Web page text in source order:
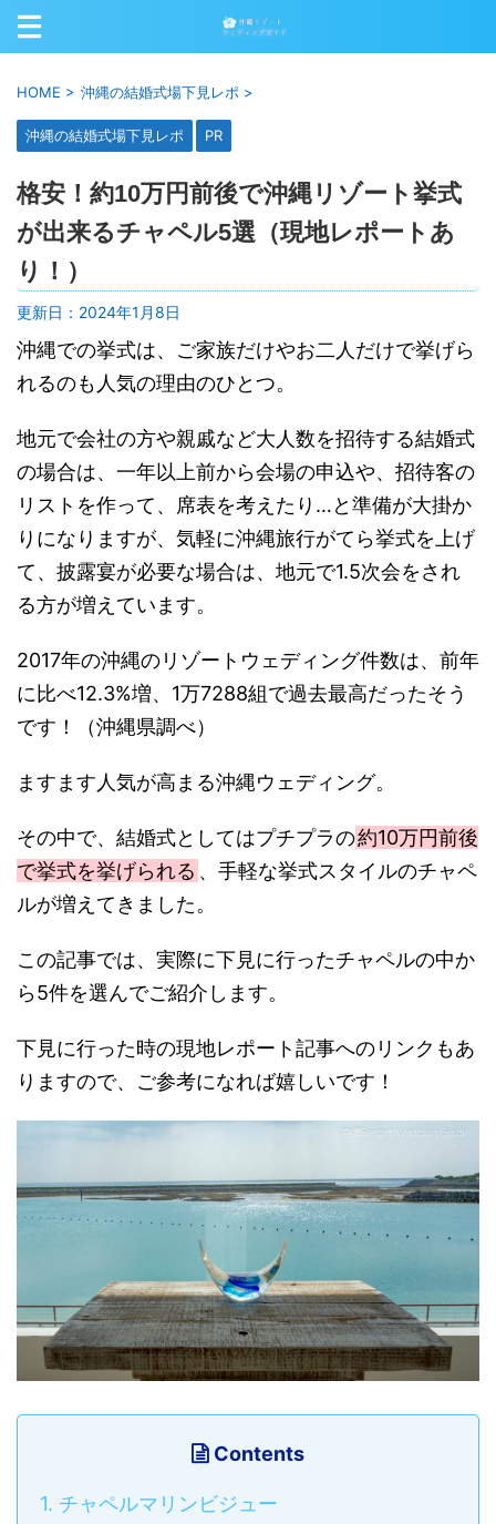
HOME > 沖縄の結婚式場下見レポ >
沖縄の結婚式場下見レポ PR
格安！約10万円前後で沖縄リゾート挙式
が出来るチャペル5選（現地レポートあ
り！）
更新日： 2024年1月8日
沖縄での挙式は、ご家族だけやお二人だけで挙げら
れるのも人気の理由のひとつ。
地元で会社の方や親戚など大人数を招待する結婚式
の場合は、一年以上前から会場の申込や、招待客の
リストを作って、席表を考えたり…と準備が大掛か
りになりますが、気軽に沖縄旅行がてら挙式を上げ
て、披露宴が必要な場合は、地元で1.5次会をされ
る方が増えています。
2017年の沖縄のリゾートウェディング件数は、前年
に比べ12.3%増、1万7288組で過去最高だったそう
です！（沖縄県調べ）
ますます人気が高まる沖縄ウェディング。
その中で、結婚式としてはプチプラの約10万円前後
で挙式を挙げられる 、手軽な挙式スタイルのチャペ
ルが増えてきました。
この記事では、実際に下見に行ったチャペルの中か
ら5件を選んでご紹介します。
下見に行った時の現地レポート記事へのリンクもあ
りますので、ご参考になれば嬉しいです！
Contents
1. チャペルマリンビジュー